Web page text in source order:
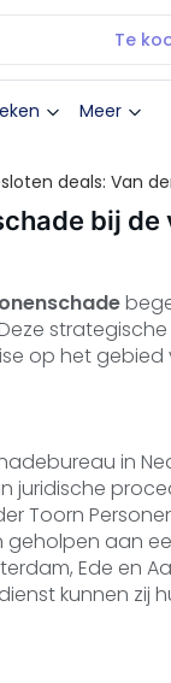
Te
Meer
deals: Van
bij de
op het
in
juridische
Toorn
geholpen aan
Ede en
kunnen zij